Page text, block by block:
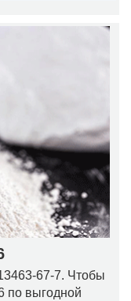
67-7. Чтобы
выгодной